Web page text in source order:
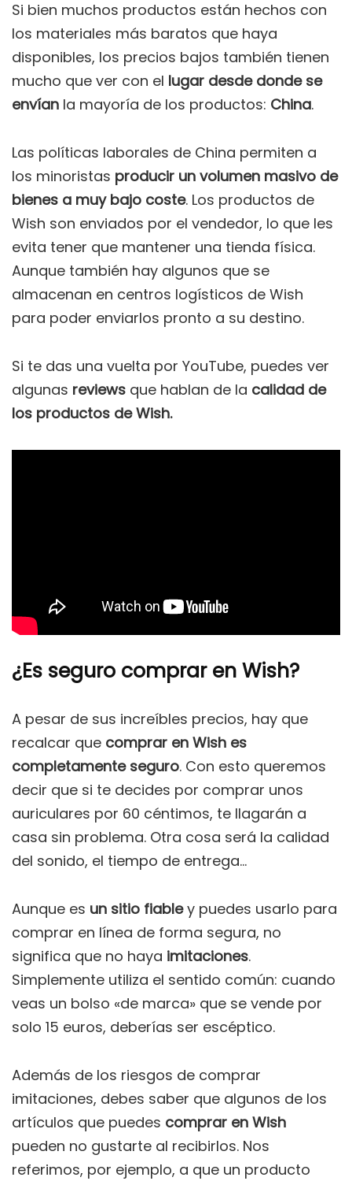
Si bien muchos productos están hechos con
los materiales más baratos que haya
disponibles, los precios bajos también tienen
mucho que ver con el lugar desde donde se
envían la mayoría de los productos: China.
Las políticas laborales de China permiten a
los minoristas producir un volumen masivo de
bienes a muy bajo coste. Los productos de
Wish son enviados por el vendedor, lo que les
evita tener que mantener una tienda física.
Aunque también hay algunos que se
almacenan en centros logísticos de Wish
para poder enviarlos pronto a su destino.
Si te das una vuelta por YouTube, puedes ver
algunas reviews que hablan de la calidad de
los productos de Wish.
¿Es seguro comprar en Wish?
A pesar de sus increíbles precios, hay que
recalcar que comprar en Wish es
completamente seguro. Con esto queremos
decir que si te decides por comprar unos
auriculares por 60 céntimos, te llagarán a
casa sin problema. Otra cosa será la calidad
del sonido, el tiempo de entrega…
Aunque es un sitio fiabley puedes usarlo para
comprar en línea de forma segura, no
significa que no haya imitaciones.
Simplemente utiliza el sentido común: cuando
veas un bolso «de marca» que se vende por
solo 15 euros, deberías ser escéptico.
Además de los riesgos de comprar
imitaciones, debes saber que algunos de los
artículos que puedes comprar en Wish
pueden no gustarte al recibirlos. Nos
referimos, por ejemplo, a que un producto